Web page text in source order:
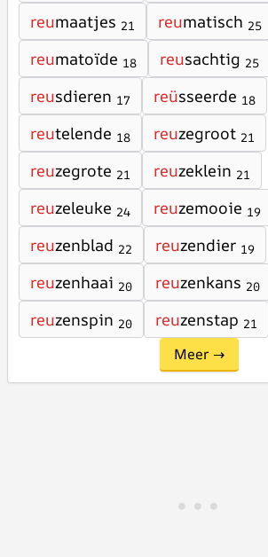
reumaatjes 21 reumatisch 25
reumatoïde 18 reusachtig 25
reusdieren 17 reüsseerde 18
reutelende 18 reuzegroot 21
reuzegrote 21 reuzeklein 21
reuzeleuke 24 reuzemooie 19
reuzenblad 22 reuzendier 19
reuzenhaai 20 reuzenkans 20
reuzenspin 20 reuzenstap 21
Meer →